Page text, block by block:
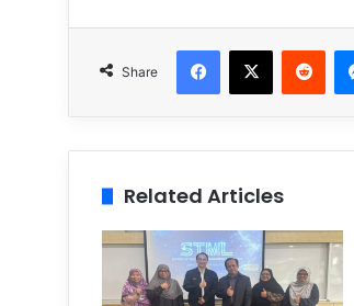
Share
Related Articles